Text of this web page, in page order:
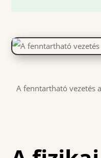
A fenntartható vezetés